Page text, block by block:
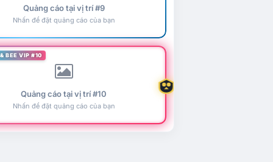
Quảng cáo tại vị trí #9
Nhấn để đặt quảng cáo của bạn
BEE VIP #10
Quảng cáo tại vị trí #10
Nhấn để đặt quảng cáo của bạn